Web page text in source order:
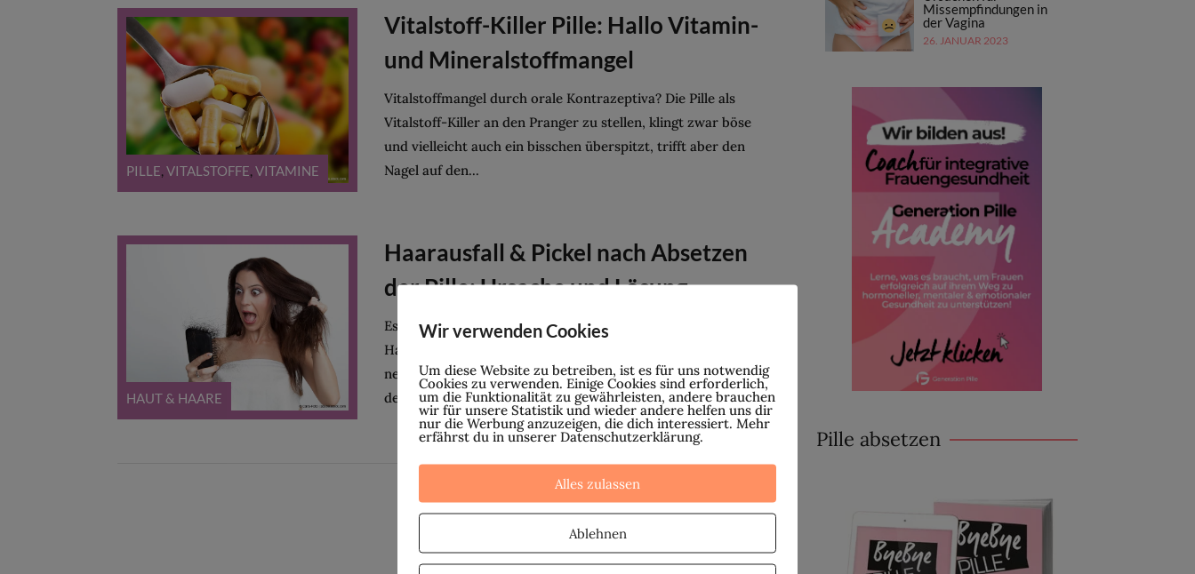
PILLE, VITALSTOFFE, VITAMINE
Vitalstoff-Killer Pille: Hallo Vitamin-
und Mineralstoffmangel
Vitalstoffmangel durch orale Kontrazeptiva? Die Pille als
Vitalstoff-Killer an den Pranger zu stellen, klingt zwar böse
und vielleicht auch ein bisschen überspitzt, trifft aber den
Nagel auf den...
HAUT & HAARE
Haarausfall & Pickel nach Absetzen
der Pille: Ursache und Lösung
Es ist die absolute Horror-Vorstellung für jede Frau:
Haarausfall und Pickel durch das Absetzen der Pille. Häufig
nehmen sie diese schon seit ihren Teenie-Tagen und sind zu
dem Zeitpunkt, an dem sie...
Seite 5 von 5 «
Missempfindungen in
der Vagina
26. JANUAR 2023
Pille absetzen
Wir verwenden Cookies
Um diese Website zu betreiben, ist es für uns notwendig
Cookies zu verwenden. Einige Cookies sind erforderlich,
um die Funktionalität zu gewährleisten, andere brauchen
wir für unsere Statistik und wieder andere helfen uns dir
nur die Werbung anzuzeigen, die dich interessiert. Mehr
erfährst du in unserer Datenschutzerklärung.
Alles zulassen
Ablehnen